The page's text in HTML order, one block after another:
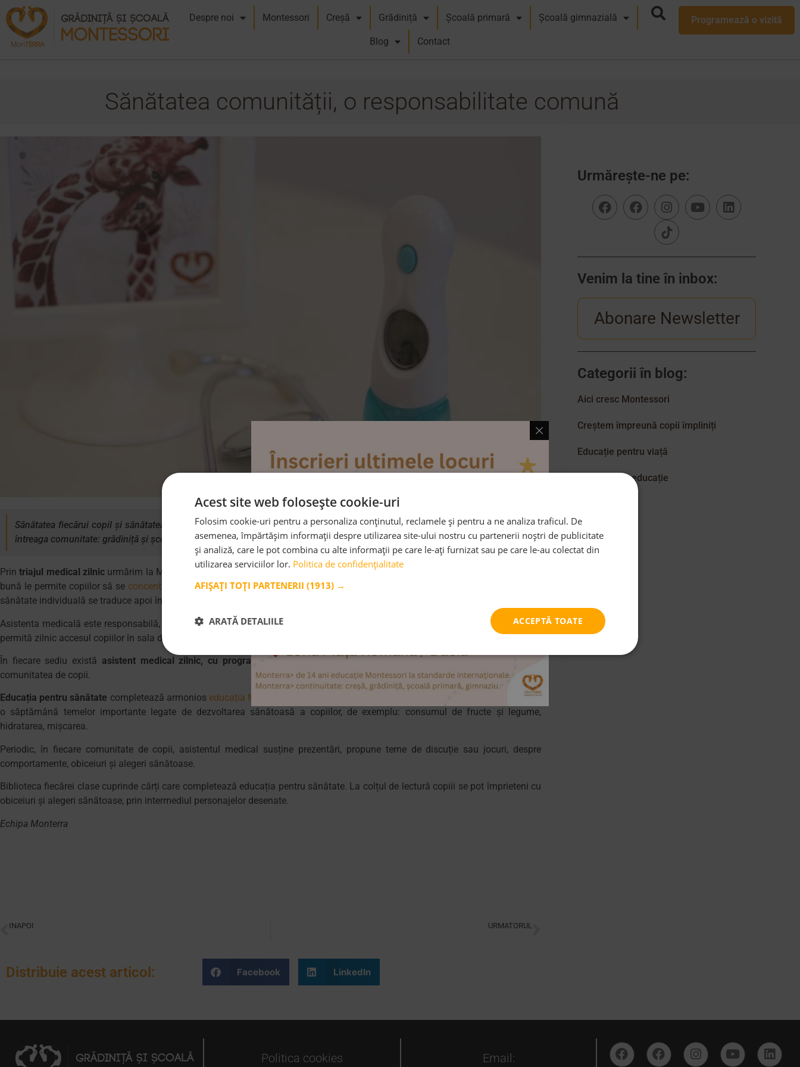
Despre noi Montessori Creșă Grădiniță Școală primară Școală gimnazială
Blog Contact
Programează o vizită
Sănătatea comunității, o responsabilitate comună
Sănătatea fiecărui copil și sănătatea întregii comunități este o responsabilitate semnificativă, pe care o vedem asumată de
întreaga comunitate: grădiniță și școală pe de o parte, părinți pe de altă parte.
Printriajul medical zilnic urmărim la Monterra ca toți copiii să fie apți pentru venirea la grădiniță sau școală. O stare de sănătate
bună le permite copiilor să se concentreze
la lucrul cu materiale Montessori, să participe cu bucurie la activități. Starea bună de
sănătate individuală se traduce apoi în menținerea unui mediu sănătos pentru întreaga comunitate.
Asistenta medicală este responsabilă, împreună cu medicul școlii, de efectuarea triajului medical și este persoana autorizată să
permită zilnic accesul copiilor în sala de clasă, pe baza stării lor de sănătate.
În fiecare sediu există asistent medical zilnic, cu program întreg, care asigură un mediu cât mai sigur și sănătos pentru
comunitatea de copii.
Educația pentru sănătate completează armonios educația Montessori
la Monterra. Prin programul nostru educativ, dedicăm câte
o săptămână temelor importante legate de dezvoltarea sănătoasă a copiilor, de exemplu: consumul de fructe și legume,
hidratarea, mișcarea.
Periodic, în fiecare comunitate de copii, asistentul medical susține prezentări, propune teme de discuție sau jocuri, despre
comportamente, obiceiuri și alegeri sănătoase.
Biblioteca fiecărei clase cuprinde cărți care completează educația pentru sănătate. La colțul de lectură copiii se pot împrieteni cu
obiceiuri și alegeri sănătoase, prin intermediul personajelor desenate.
Echipa Monterra
INAPOI URMATORUL
Distribuie acest articol: Facebook LinkedIn
Urmărește-ne pe:
Venim la tine în inbox:
Abonare Newsletter
Categorii în blog:
Aici cresc Montessori
Creștem împreună copii împliniți
Educație pentru viață
Excelență în educație
Politica cookies Email:
Acest site web folosește cookie-uri
Folosim cookie-uri pentru a personaliza conținutul, reclamele și pentru a ne analiza traficul. De
asemenea, împărtășim informații despre utilizarea site-ului nostru cu partenerii noștri de publicitate
și analiză, care le pot combina cu alte informații pe care le-ați furnizat sau pe care le-au colectat din
utilizarea serviciilor lor. Politica de confidențialitate
AFIȘAȚI TOȚI PARTENERII (1913) →
ACCEPTĂ TOATE
ARATĂ DETALIILE